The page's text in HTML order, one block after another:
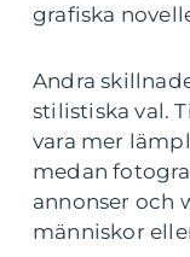
grafiska
Andra
stilistiska val.
vara mer
medan
annonser och
människor